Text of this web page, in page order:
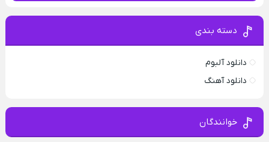
دسته بندی
دانلود آلبوم
دانلود آهنگ
خوانندگان